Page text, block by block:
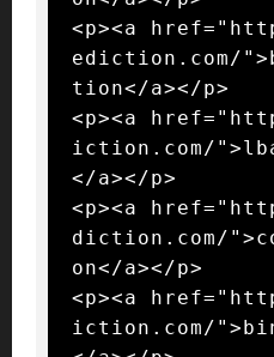
<p><a
ediction.com/
tion</a></p>
<p><a
iction.com/
</a></p>
<p><a
diction.com/
on</a></p>
<p><a
iction.com/